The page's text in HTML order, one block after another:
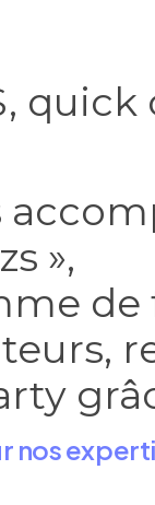
»,
de
nos